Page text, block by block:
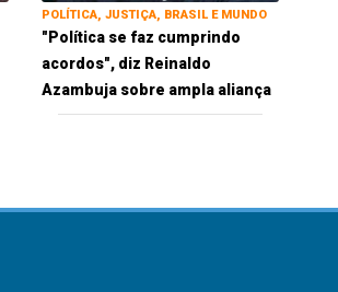
POLÍTICA, JUSTIÇA, BRASIL E MUNDO
"Política se faz cumprindo
acordos", diz Reinaldo
Azambuja sobre ampla aliança